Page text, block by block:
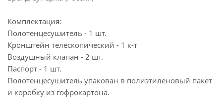
Комплектация:
Полотенцесушитель - 1 шт.
Кронштейн телескопический - 1 к-т
Воздушный клапан - 2 шт.
Паспорт - 1 шт.
Полотенцесушитель упакован в полиэтиленовый пакет
и коробку из гофрокартона.